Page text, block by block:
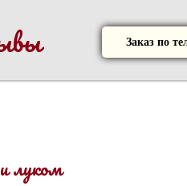
Заказ по
луком